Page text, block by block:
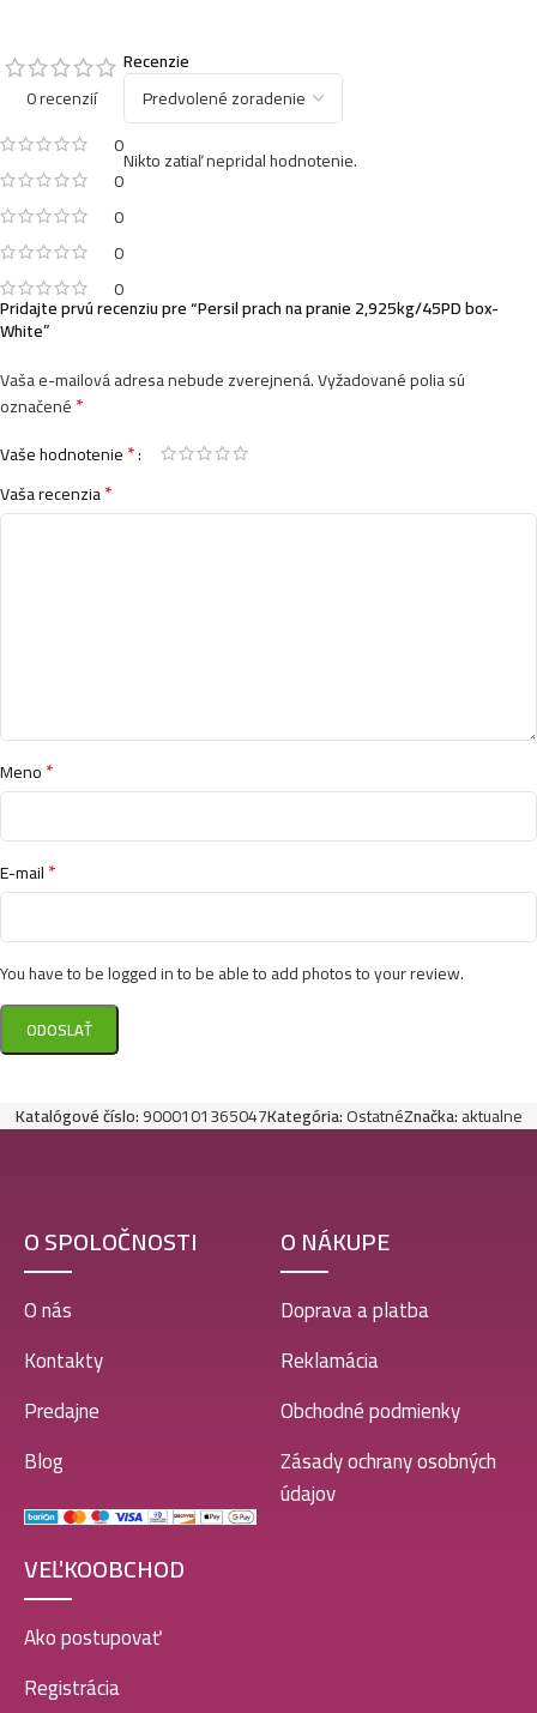
0 recenzií
0
0
0
0
0
Recenzie
Nikto zatiaľ nepridal hodnotenie.
Pridajte prvú recenziu pre “Persil prach na pranie 2,925kg/45PD box-
White”
Vaša e-mailová adresa nebude zverejnená.Vyžadované polia sú
označené*
Vaše hodnotenie*
Vaša recenzia*
Meno*
E-mail*
You have to be logged in to be able to add photos to your review.
Katalógové číslo:9000101365047Kategória:OstatnéZnačka:aktualne
O SPOLOČNOSTI
O nás
Kontakty
Predajne
Blog
O NÁKUPE
Doprava a platba
Reklamácia
Obchodné podmienky
Zásady ochrany osobných
údajov
VEĽKOOBCHOD
Ako postupovať
Registrácia